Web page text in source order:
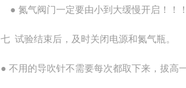
● 氮气阀门一定要由小到大缓慢开启！！！
七 试验结束后，及时关闭电源和氮气瓶。
● 不用的导吹针不需要每次都取下来，拔高